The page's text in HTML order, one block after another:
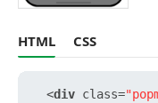
HTML CSS
<div class=